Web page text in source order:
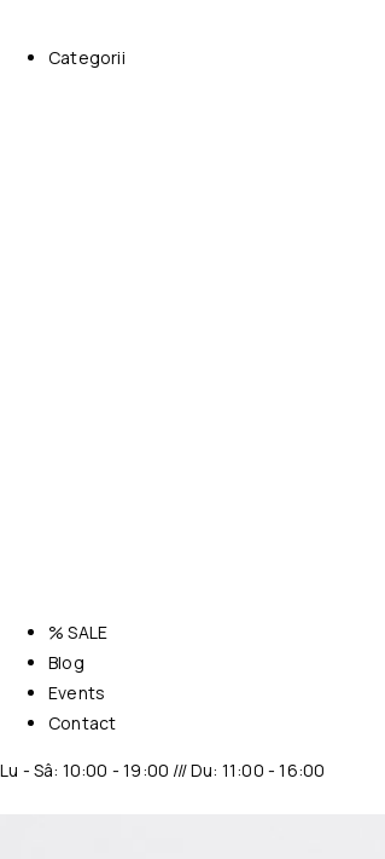
Categorii
% SALE
Blog
Events
Contact
Lu - Sâ: 10:00 - 19:00 /// Du: 11:00 - 16:00